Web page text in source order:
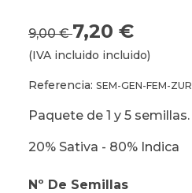
9,00 €7,20 €
(IVA incluido incluido)
Referencia: SEM-GEN-FEM-ZUR
Paquete de 1 y 5 semillas.
20% Sativa - 80% Indica
Nº De Semillas